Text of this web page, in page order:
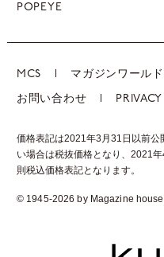
POPEYE
MCS マガジンワールド
お問い合わせ
価格表記は2021年3月31日以前公
い場合は税抜価格となり、2021
則税込価格表記となります。
© 1945-2026 by Magazine